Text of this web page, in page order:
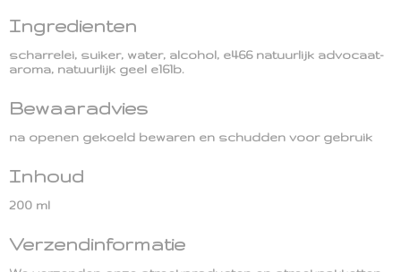
Ingredienten
scharrelei, suiker, water, alcohol, e466 natuurlijk advocaat-
aroma, natuurlijk geel e161b.
Bewaaradvies
na openen gekoeld bewaren en schudden voor gebruik
Inhoud
200 ml
Verzendinformatie